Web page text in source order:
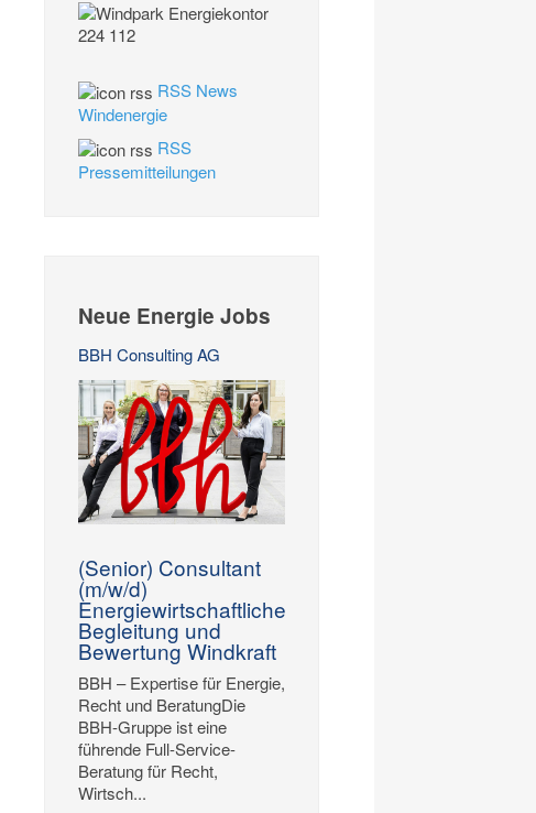
RSS News
Windenergie
RSS
Pressemitteilungen
Neue Energie Jobs
BBH Consulting AG
(Senior) Consultant
(m/w/d)
Energiewirtschaftliche
Begleitung und
Bewertung Windkraft
BBH – Expertise für Energie,
Recht und BeratungDie
BBH-Gruppe ist eine
führende Full-Service-
Beratung für Recht,
Wirtsch...